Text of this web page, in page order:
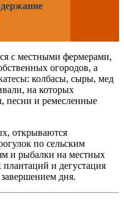
с местными фермерами,
огородов, а
колбасы, сыры, мед
на которых
песни и ремесленные
открываются
по сельским
и рыбалки на местных
и дегустация
дня.